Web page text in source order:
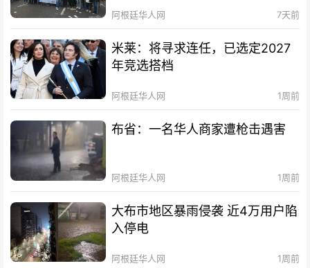
阿根廷华人网 7天前
米莱：将寻求连任，已选定2027
年竞选搭档
阿根廷华人网 1周前
布省：一名华人商家遭枪击遇害
阿根廷华人网 1周前
大布市地区暴雨侵袭 近4万用户陷
入停电
阿根廷华人网 1周前